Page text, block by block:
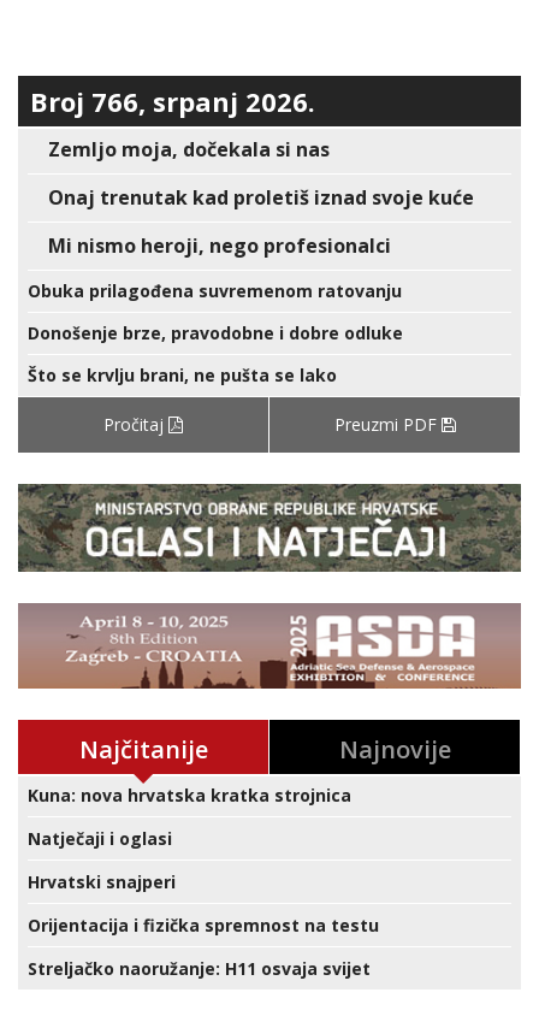
Broj 766, srpanj 2026.
Zemljo moja, dočekala si nas
Onaj trenutak kad proletiš iznad svoje kuće
Mi nismo heroji, nego profesionalci
Obuka prilagođena suvremenom ratovanju
Donošenje brze, pravodobne i dobre odluke
Što se krvlju brani, ne pušta se lako
Pročitaj Preuzmi PDF
Najčitanije Najnovije
Kuna: nova hrvatska kratka strojnica
Natječaji i oglasi
Hrvatski snajperi
Orijentacija i fizička spremnost na testu
Streljačko naoružanje: H11 osvaja svijet